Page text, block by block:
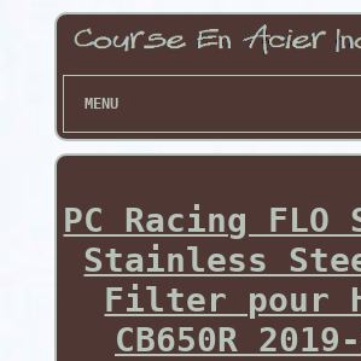
MENU
PC Racing FLO
Stainless
Filter pour
CB650R